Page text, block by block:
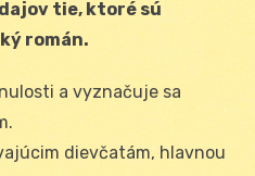
tie, ktoré sú
román.
a vyznačuje sa
dievčatám, hlavnou